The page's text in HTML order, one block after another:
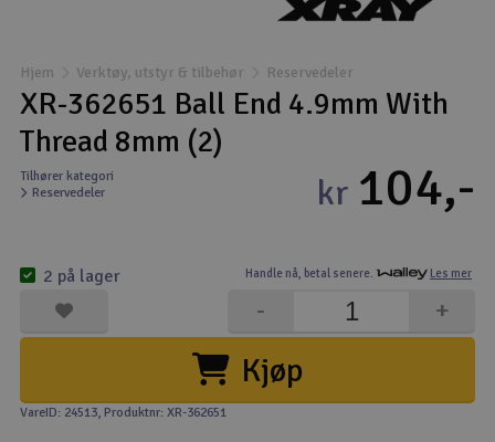
Droner
Droner for FPV
Fly
Helikopter
Kamerautstyr
Modellbygging, LEGO & byggesett
Modelljernbane
Hjem Verktøy, utstyr & tilbehør Reservedeler
XR-362651 Ball End 4.9mm With
Thread 8mm (2)
Tilhører kategori
Reservedeler
Handle nå, betal senere. Les mer
kr 104,-
Kjøp
+
-
2 på lager
VareID: 24513, Produktnr: XR-362651